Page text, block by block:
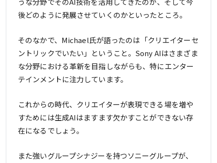
後どのように発展させていくのかといったところ。
そのなかで、Michael氏が語ったのは「クリエイターセ
ントリックでいたい」ということ。Sony AIはさまざま
な分野における革新を目指しながらも、特にエンター
テインメントに注力しています。
これからの時代、クリエイターが表現できる場を増や
すためには生成AIはますます欠かすことができない存
在になるでしょう。
また強いグループシナジーを持つソニーグループが、